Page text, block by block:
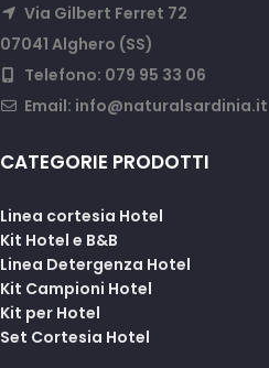
Via Gilbert Ferret 72
07041 Alghero (SS)
Telefono: 079 95 33 06
Email: info@naturalsardinia.it
CATEGORIE PRODOTTI
Linea cortesia Hotel
Kit Hotel e B&B
Linea Detergenza Hotel
Kit Campioni Hotel
Kit per Hotel
Set Cortesia Hotel